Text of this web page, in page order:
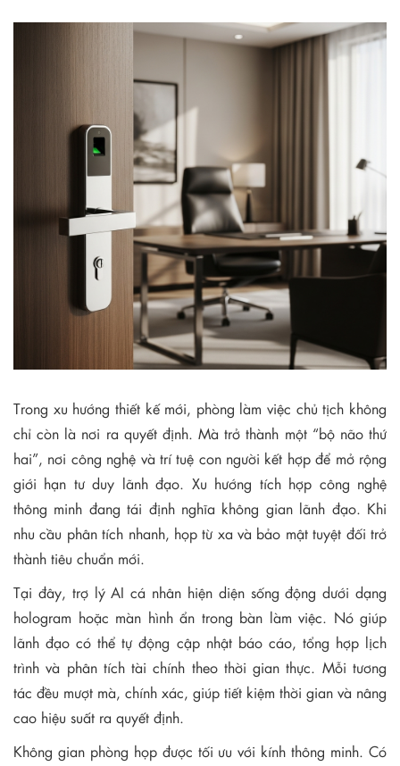
Trong xu hướng thiết kế mới, phòng làm việc chủ tịch không
chỉ còn là nơi ra quyết định. Mà trở thành một “bộ não thứ
hai”, nơi công nghệ và trí tuệ con người kết hợp để mở rộng
giới hạn tư duy lãnh đạo. Xu hướng tích hợp công nghệ
thông minh đang tái định nghĩa không gian lãnh đạo. Khi
nhu cầu phân tích nhanh, họp từ xa và bảo mật tuyệt đối trở
thành tiêu chuẩn mới.
Tại đây, trợ lý AI cá nhân hiện diện sống động dưới dạng
hologram hoặc màn hình ẩn trong bàn làm việc. Nó giúp
lãnh đạo có thể tự động cập nhật báo cáo, tổng hợp lịch
trình và phân tích tài chính theo thời gian thực. Mỗi tương
tác đều mượt mà, chính xác, giúp tiết kiệm thời gian và nâng
cao hiệu suất ra quyết định.
Không gian phòng họp được tối ưu với kính thông minh. Có